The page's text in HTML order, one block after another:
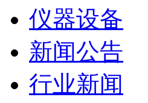
仪器设备
新闻公告
行业新闻